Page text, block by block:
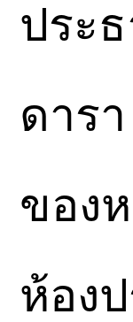
ประ
ดาร
ของ
ห้อง